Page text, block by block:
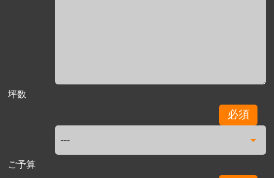
坪数
必須
ご予算